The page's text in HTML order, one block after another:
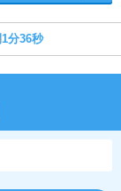
分35秒